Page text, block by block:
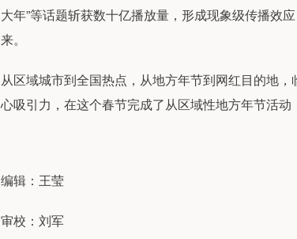
大年”等话题斩获数十亿播放量，形成现象级传播效
来。
从区域城市到全国热点，从地方年节到网红目的地
心吸引力，在这个春节完成了从区域性地方年节活动
编辑：王莹
审校：刘军